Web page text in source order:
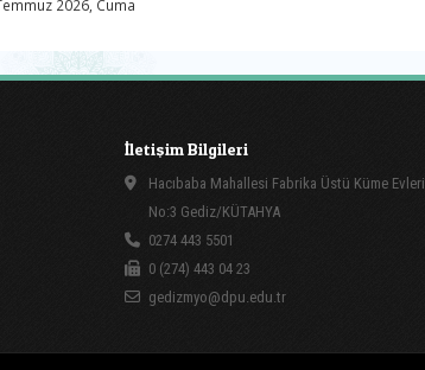
2026, Cuma
İletişim Bilgileri
Hacıbaba Mahallesi Fabrika Üstü Küme Evleri
No:3 Gediz/KÜTAHYA
0274 443 5501
0 (274) 443 04 23
gedizmyo@dpu.edu.tr